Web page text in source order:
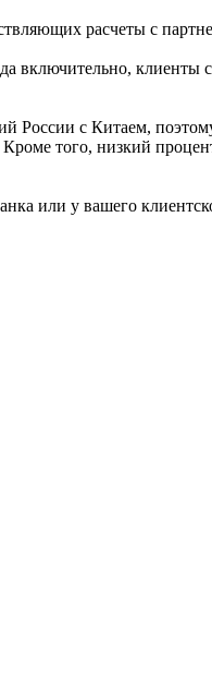
расчеты с
включительно,
России с Китаем,
того, низкий
или у вашего